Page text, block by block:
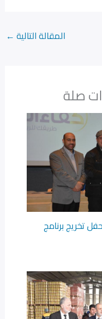
المقالة التالية ←
صلة
تخريج برنامج